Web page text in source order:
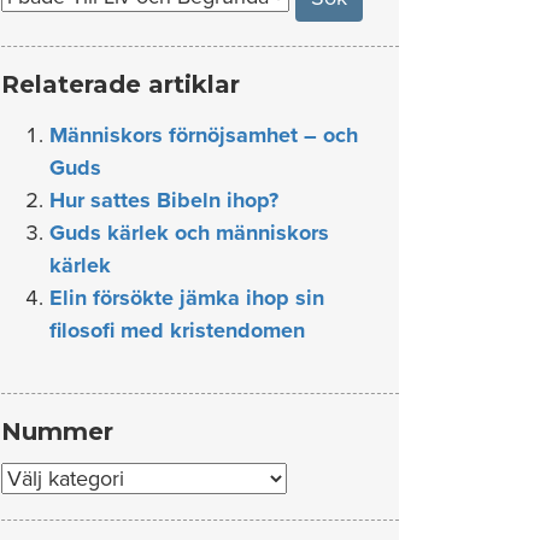
Relaterade artiklar
Människors förnöjsamhet – och
Guds
Hur sattes Bibeln ihop?
Guds kärlek och människors
kärlek
Elin försökte jämka ihop sin
filosofi med kristendomen
Nummer
Nummer